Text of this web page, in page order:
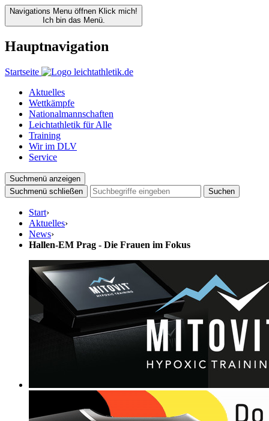
Navigations Menu öffnen Klick mich!
Ich bin das Menü.
Hauptnavigation
Startseite
Aktuelles
Wettkämpfe
Nationalmannschaften
Leichtathletik für Alle
Training
Wir im DLV
Service
Suchmenü anzeigen
Suchmenü schließen
Suchen
Start›
Aktuelles›
News›
Hallen-EM Prag - Die Frauen im Fokus